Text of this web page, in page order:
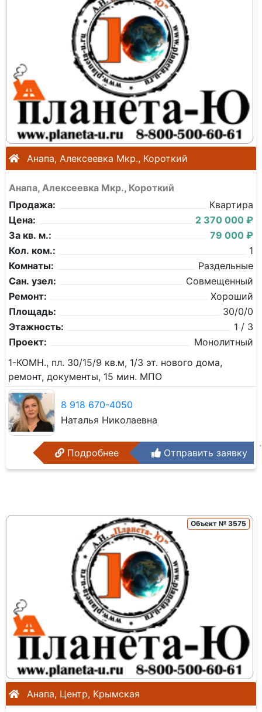
Анапа, Алексеевка Мкр., Короткий
Анапа, Алексеевка Мкр., Короткий
Продажа:
Квартира
Цена:
2 370 000 ₽
За кв. м.:
79 000 ₽
Кол. ком.:
1
Комнаты:
Раздельные
Сан. узел:
Совмещенный
Ремонт:
Хороший
Площадь:
30/0/0
Этажность:
1 / 3
Проект:
Монолитный
1-КОМН., пл. 30/15/9 кв.м, 1/3 эт. нового дома,
ремонт, документы, 15 мин. МПО
8 918 670-4050
Наталья Николаевна
Подробнее Отправить заявку
Объект № 3575
Анапа, Центр, Крымская